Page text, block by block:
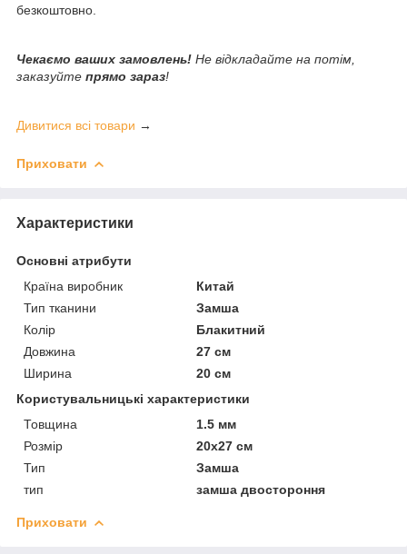
безкоштовно.
Чекаємо ваших замовлень! Не відкладайте на потім,
заказуйте прямо зараз!
Дивитися всі товари →
Приховати
Характеристики
Основні атрибути
Країна виробник
Китай
Тип тканини
Замша
Колір
Блакитний
Довжина
27 см
Ширина
20 см
Користувальницькі характеристики
Товщина
1.5 мм
Розмір
20х27 см
Тип
Замша
тип
замша двостороння
Приховати